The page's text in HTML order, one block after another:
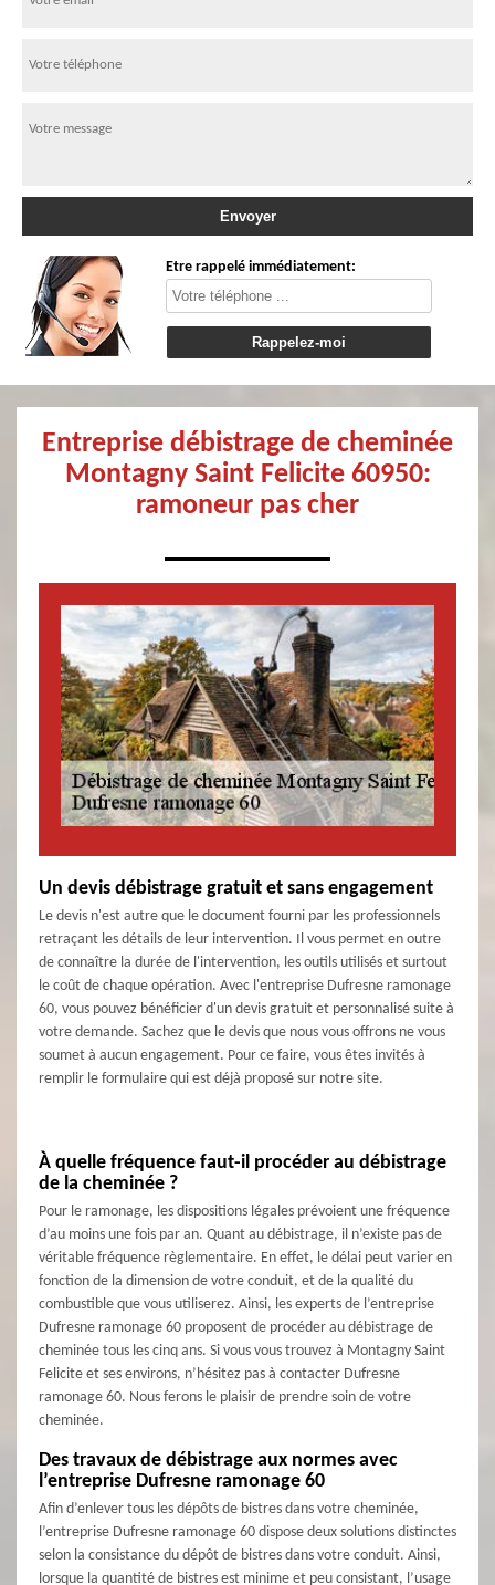
Etre rappelé immédiatement:
Entreprise débistrage de cheminée
Montagny Saint Felicite 60950:
ramoneur pas cher
Un devis débistrage gratuit et sans engagement
Le devis n'est autre que le document fourni par les professionnels
retraçant les détails de leur intervention. Il vous permet en outre
de connaître la durée de l'intervention, les outils utilisés et surtout
le coût de chaque opération. Avec l'entreprise Dufresne ramonage
60, vous pouvez bénéficier d'un devis gratuit et personnalisé suite à
votre demande. Sachez que le devis que nous vous offrons ne vous
soumet à aucun engagement. Pour ce faire, vous êtes invités à
remplir le formulaire qui est déjà proposé sur notre site.
À quelle fréquence faut-il procéder au débistrage
de la cheminée ?
Pour le ramonage, les dispositions légales prévoient une fréquence
d’au moins une fois par an. Quant au débistrage, il n’existe pas de
véritable fréquence règlementaire. En effet, le délai peut varier en
fonction de la dimension de votre conduit, et de la qualité du
combustible que vous utiliserez. Ainsi, les experts de l’entreprise
Dufresne ramonage 60 proposent de procéder au débistrage de
cheminée tous les cinq ans. Si vous vous trouvez à Montagny Saint
Felicite et ses environs, n’hésitez pas à contacter Dufresne
ramonage 60. Nous ferons le plaisir de prendre soin de votre
cheminée.
Des travaux de débistrage aux normes avec
l’entreprise Dufresne ramonage 60
Afin d’enlever tous les dépôts de bistres dans votre cheminée,
l’entreprise Dufresne ramonage 60 dispose deux solutions distinctes
selon la consistance du dépôt de bistres dans votre conduit. Ainsi,
lorsque la quantité de bistres est minime et peu consistant, l’usage